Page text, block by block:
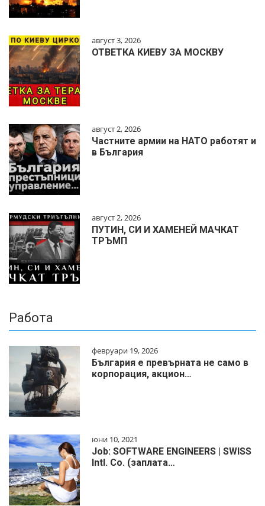
август 3, 2026
ОТВЕТКА КИЕВУ ЗА МОСКВУ
август 2, 2026
Частните армии на НАТО работят и
в България
август 2, 2026
ПУТИН, СИ И ХАМЕНЕЙ МАЧКАТ
ТРЪМП
Работа
февруари 19, 2026
България е превърната не само в
корпорация, акцион…
юни 10, 2021
Job: SOFTWARE ENGINEERS | SWISS
Intl. Co. (заплата…